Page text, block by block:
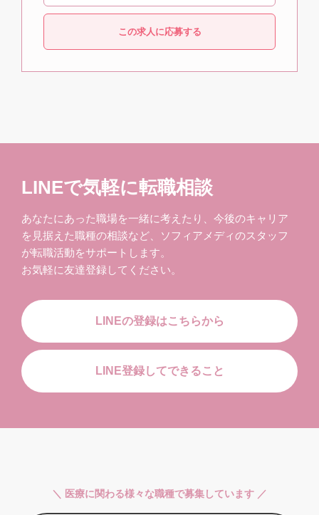
この求人に応募する
LINEで気軽に転職相談
あなたにあった職場を一緒に考えたり、今後のキャリア
を見据えた職種の相談など、ソフィアメディのスタッフ
が転職活動をサポートします。
お気軽に友達登録してください。
LINEの登録はこちらから
LINE登録してできること
＼ 医療に関わる様々な職種で募集しています ／